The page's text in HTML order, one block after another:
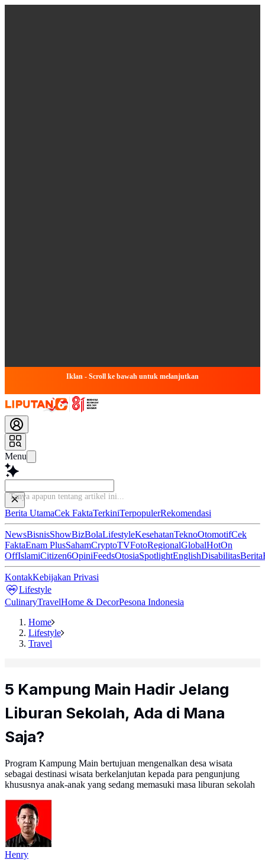
Iklan - Scroll ke bawah untuk melanjutkan
Menu
Berita UtamaCek FaktaTerkiniTerpopulerRekomendasi
NewsBisnisShowBizBolaLifestyleKesehatanTeknoOtomotifCek
FaktaEnam PlusSahamCryptoTVFotoRegionalGlobalHotOn
OffIslamiCitizen6OpiniFeedsOtosiaSpotlightEnglishDisabilitasBerita
KontakKebijakan Privasi
Lifestyle
CulinaryTravelHome & DecorPesona Indonesia
Home
Lifestyle
Travel
5 Kampung Main Hadir Jelang
Liburan Sekolah, Ada di Mana
Saja?
Program Kampung Main bertujuan mengenalkan desa wisata
sebagai destinasi wisata berkelanjutan kepada para pengunjung
khususnya anak-anak yang sedang memasuki masa liburan sekolah
Henry